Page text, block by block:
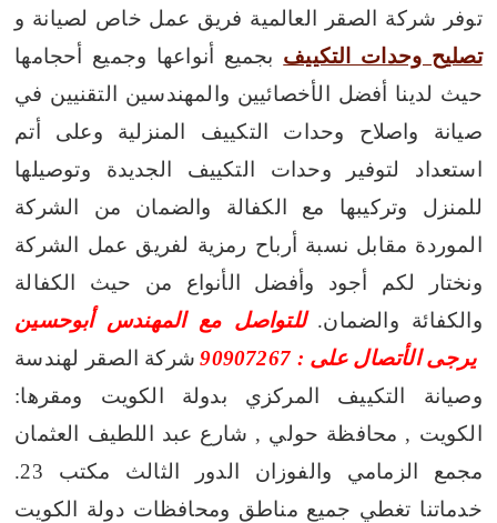
توفر شركة الصقر العالمية فريق عمل خاص لصيانة و
تصليح وحدات التكييف بجميع أنواعها وجميع أحجامها
حيث لدينا أفضل الأخصائيين والمهندسين التقنيين في
صيانة واصلاح وحدات التكييف المنزلية وعلى أتم
استعداد لتوفير وحدات التكييف الجديدة وتوصيلها
للمنزل وتركيبها مع الكفالة والضمان من الشركة
الموردة مقابل نسبة أرباح رمزية لفريق عمل الشركة
ونختار لكم أجود وأفضل الأنواع من حيث الكفالة
والكفائة والضمان. للتواصل مع المهندس أبوحسين
يرجى الأتصال على : 90907267
شركة الصقر لهندسة
وصيانة التكييف المركزي بدولة الكويت ومقرها:
الكويت , محافظة حولي , شارع عبد اللطيف العثمان
مجمع الزمامي والفوزان الدور الثالث مكتب 23.
خدماتنا تغطي جميع مناطق ومحافظات دولة الكويت